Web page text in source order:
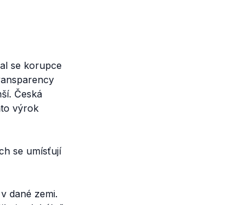
se korupce
Česká
výrok
se umísťují
dané zemi.